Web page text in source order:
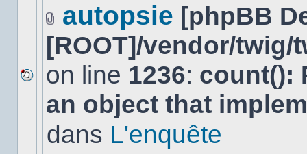
Aucun
nouveau
message
joint(s)
autopsie [phpBB
[ROOT]/vendor/
on line 1236: count():
an object that
dans L'enquête